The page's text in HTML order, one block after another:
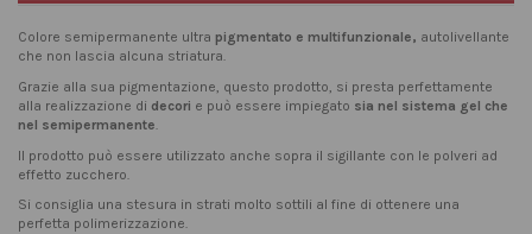
Colore semipermanente ultra pigmentato e multifunzionale, autolivellante
che non lascia alcuna striatura.
Grazie alla sua pigmentazione, questo prodotto, si presta perfettamente
alla realizzazione di decori e può essere impiegato sia nel sistema gel che
nel semipermanente.
Il prodotto può essere utilizzato anche sopra il sigillante con le polveri ad
effetto zucchero.
Si consiglia una stesura in strati molto sottili al fine di ottenere una
perfetta polimerizzazione.